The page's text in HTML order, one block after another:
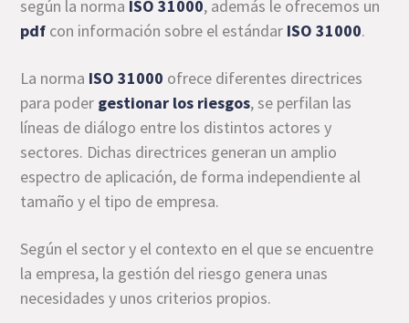
según la norma ISO 31000, además le ofrecemos un
pdf con información sobre el estándar ISO 31000.
La norma ISO 31000 ofrece diferentes directrices
para poder gestionar los riesgos, se perfilan las
líneas de diálogo entre los distintos actores y
sectores. Dichas directrices generan un amplio
espectro de aplicación, de forma independiente al
tamaño y el tipo de empresa.
Según el sector y el contexto en el que se encuentre
la empresa, la gestión del riesgo genera unas
necesidades y unos criterios propios.